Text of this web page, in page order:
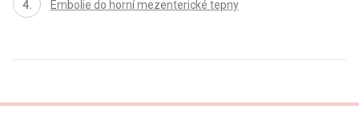
Embolie do horní mezenterické tepny